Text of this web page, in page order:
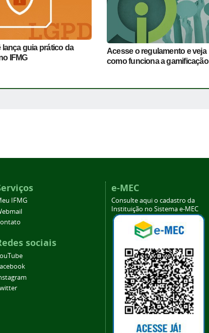
lança guia prático da
IFMG
Acesse o regulamento e veja
como funciona a gamificação
IFMG
sociais
e-MEC
Consulte aqui o cadastro da
Instituição no Sistema e-MEC